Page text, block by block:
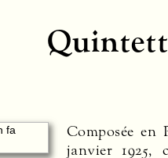
Composée en
janvier 1925,
en même
tendre et
ses
imagination